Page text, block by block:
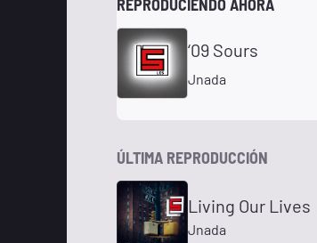
REPRODUCIENDO AHORA
‘09 Sours
Jnada
ÚLTIMA REPRODUCCIÓN
Living Our Lives
Jnada